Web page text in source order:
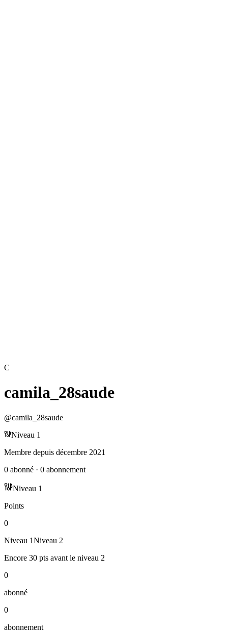
C
camila_28saude
@camila_28saude
Niveau 1
Membre depuis décembre 2021
0 abonné · 0 abonnement
Niveau 1
Points
0
Niveau 1Niveau 2
Encore 30 pts avant le niveau 2
0
abonné
0
abonnement